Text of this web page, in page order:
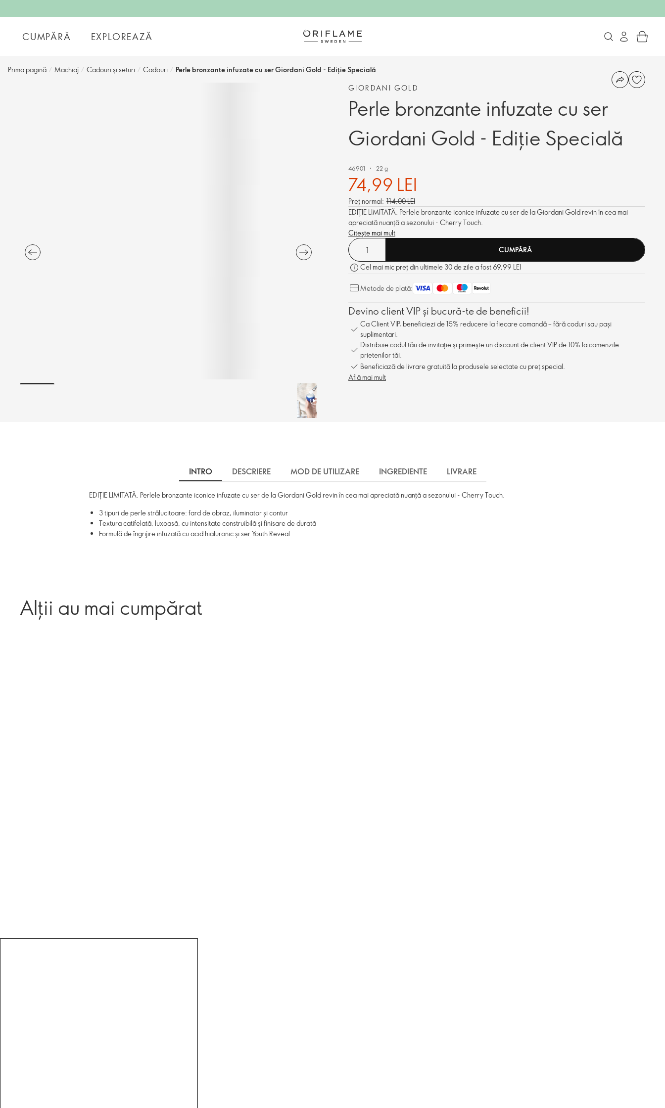
CUMPĂRĂ EXPLOREAZĂ
Prima pagină / Machiaj / Cadouri și seturi / Cadouri / Perle bronzante infuzate cu ser Giordani Gold - Ediție Specială
GIORDANI GOLD
Perle bronzante infuzate cu ser
Giordani Gold - Ediție Specială
46901 22 g
74,99 LEI
Preț normal: 114,00 LEI
EDIȚIE LIMITATĂ. Perlele bronzante iconice infuzate cu ser de la Giordani Gold revin în cea mai
apreciată nuanță a sezonului - Cherry Touch.
Citește mai mult
CUMPĂRĂ
Cel mai mic preț din ultimele 30 de zile a fost 69,99 LEI
Metode de plată:
Devino client VIP și bucură-te de beneficii!
Ca Client VIP, beneficiezi de 15% reducere la fiecare comandă – fără coduri sau pași
suplimentari.
Distribuie codul tău de invitație și primește un discount de client VIP de 10% la comenzile
prietenilor tăi.
Beneficiază de livrare gratuită la produsele selectate cu preț special.
Află mai mult
INTRO DESCRIERE MOD DE UTILIZARE INGREDIENTE LIVRARE
EDIȚIE LIMITATĂ. Perlele bronzante iconice infuzate cu ser de la Giordani Gold revin în cea mai apreciată nuanță a sezonului - Cherry Touch.
3 tipuri de perle strălucitoare: fard de obraz, iluminator și contur
Textura catifelată, luxoasă, cu intensitate construibilă și finisare de durată
Formulă de îngrijire infuzată cu acid hialuronic și ser Youth Reveal
Alții au mai cumpărat